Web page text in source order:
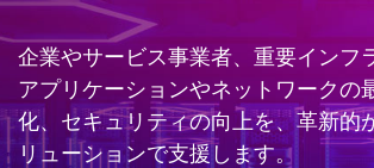
企業やサービス事業者、重要インフ
アプリケーションやネットワークの
化、セキュリティの向上を、革新的
リューションで支援します。